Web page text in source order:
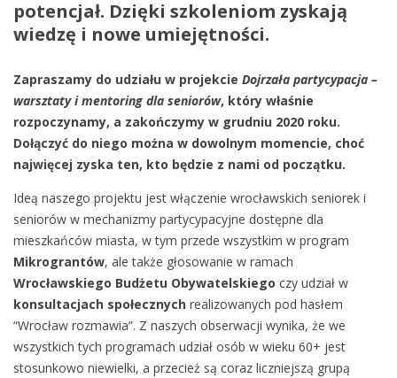
potencjał. Dzięki szkoleniom zyskają
wiedzę i nowe umiejętności.
Zapraszamy do udziału w projekcie Dojrzała partycypacja –
warsztaty i mentoring dla seniorów, który właśnie
rozpoczynamy, a zakończymy w grudniu 2020 roku.
Dołączyć do niego można w dowolnym momencie, choć
najwięcej zyska ten, kto będzie z nami od początku.
Ideą naszego projektu jest włączenie wrocławskich seniorek i
seniorów w mechanizmy partycypacyjne dostępne dla
mieszkańców miasta, w tym przede wszystkim w program
Mikrograntów, ale także głosowanie w ramach
Wrocławskiego Budżetu Obywatelskiego czy udział w
konsultacjach społecznych realizowanych pod hasłem
“Wrocław rozmawia”. Z naszych obserwacji wynika, że we
wszystkich tych programach udział osób w wieku 60+ jest
stosunkowo niewielki, a przecież są coraz liczniejszą grupą